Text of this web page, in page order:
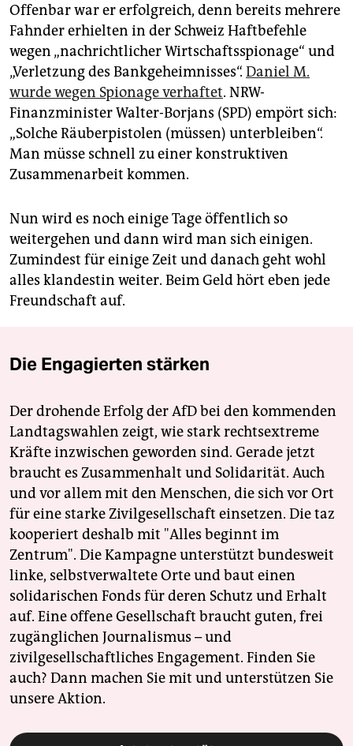
Offenbar war er erfolgreich, denn bereits mehrere
Fahnder erhielten in der Schweiz Haftbefehle
wegen „nachrichtlicher Wirtschaftsspionage“ und
„Verletzung des Bankgeheimnisses“. Daniel M.
wurde wegen Spionage verhaftet. NRW-
Finanzminister Walter-Borjans (SPD) empört sich:
„Solche Räuberpistolen (müssen) unterbleiben“.
Man müsse schnell zu einer konstruktiven
Zusammenarbeit kommen.
Nun wird es noch einige Tage öffentlich so
weitergehen und dann wird man sich einigen.
Zumindest für einige Zeit und danach geht wohl
alles klandestin weiter. Beim Geld hört eben jede
Freundschaft auf.
Die Engagierten stärken
Der drohende Erfolg der AfD bei den kommenden
Landtagswahlen zeigt, wie stark rechtsextreme
Kräfte inzwischen geworden sind. Gerade jetzt
braucht es Zusammenhalt und Solidarität. Auch
und vor allem mit den Menschen, die sich vor Ort
für eine starke Zivilgesellschaft einsetzen. Die taz
kooperiert deshalb mit "Alles beginnt im
Zentrum". Die Kampagne unterstützt bundesweit
linke, selbstverwaltete Orte und baut einen
solidarischen Fonds für deren Schutz und Erhalt
auf. Eine offene Gesellschaft braucht guten, frei
zugänglichen Journalismus – und
zivilgesellschaftliches Engagement. Finden Sie
auch? Dann machen Sie mit und unterstützen Sie
unsere Aktion.